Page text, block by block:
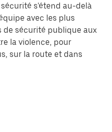
s'étend au-delà
avec les plus
de sécurité publique aux
la violence, pour
sur la route et dans